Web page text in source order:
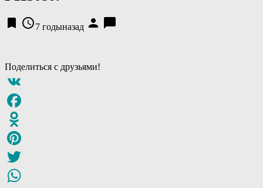
bookmark access_time7 годыназад person chat_bubble
Поделиться с друзьями!
VK
Facebook
Odnoklassniki
Pinterest
Twitter